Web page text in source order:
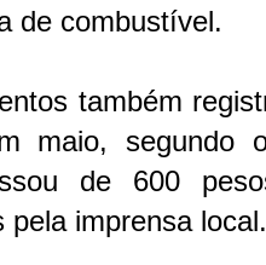
de combustível.
também
maio, segundo
de 600
pela imprensa local.